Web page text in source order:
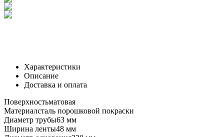
Характеристики
Описание
Доставка и оплата
Поверхностьматовая
Материалсталь порошковой покраски
Диаметр трубы63 мм
Ширина ленты48 мм